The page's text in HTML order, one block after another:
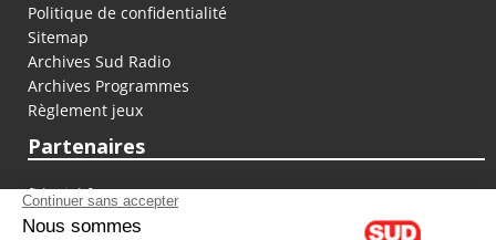
Politique de confidentialité
Sitemap
Archives Sud Radio
Archives Programmes
Règlement jeux
Partenaires
fiducial.fr
lyoncapitale.fr